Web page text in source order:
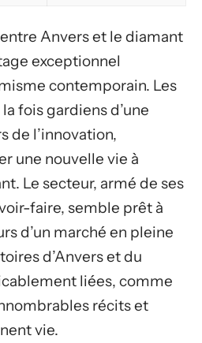
Anvers et le diamant
exceptionnel
contemporain. Les
fois gardiens d’une
de l’innovation,
une nouvelle vie à
Le secteur, armé de ses
faire, semble prêt à
d’un marché en pleine
d’Anvers et du
liées, comme
récits et
vie.